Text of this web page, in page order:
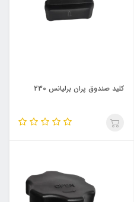
کلید صندوق پران برلیانس 230